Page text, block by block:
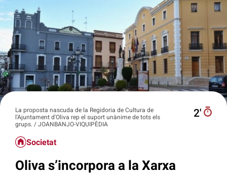
La proposta nascuda de la Regidoria de Cultura de
l'Ajuntament d'Oliva rep el suport unànime de tots els
grups. / JOANBANJO-VIQUIPÈDIA
2′
Societat
Oliva s’incorpora a la Xarxa